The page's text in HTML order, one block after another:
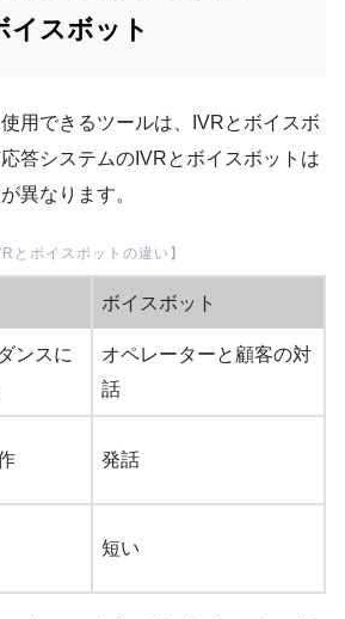
イスボット
用できるツールは、IVRとボイスボ
答システムのIVRとボイスボットは
異なります。
とボイスボットの違い】
ボイスボット
ンスに
オペレーターと顧客の対
話
発話
短い